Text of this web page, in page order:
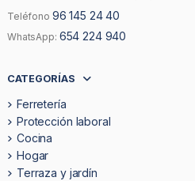
Teléfono 96 145 24 40
WhatsApp: 654 224 940
CATEGORÍAS
Ferretería
Protección laboral
Cocina
Hogar
Terraza y jardín